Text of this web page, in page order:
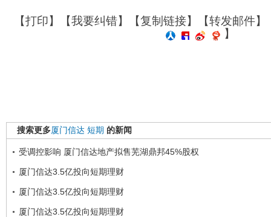
【打印】【我要纠错】【复制链接】【转发邮件】
】
搜索更多厦门信达 短期 的新闻
受调控影响 厦门信达地产拟售芜湖鼎邦45%股权
厦门信达3.5亿投向短期理财
厦门信达3.5亿投向短期理财
厦门信达3.5亿投向短期理财